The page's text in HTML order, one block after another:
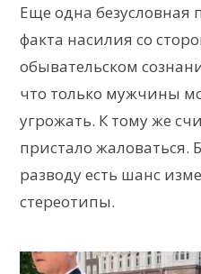
Еще одна
факта насилия со
обывательском
что только мужчины
угрожать. К тому же
пристало жаловаться.
разводу есть шанс
стереотипы.